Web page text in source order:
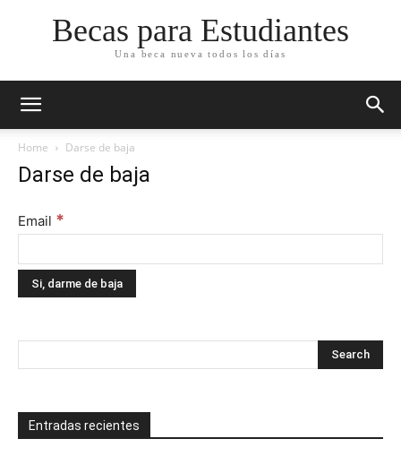
Becas para Estudiantes
Una beca nueva todos los días
Home Darse de baja
Darse de baja
Email *
Entradas recientes